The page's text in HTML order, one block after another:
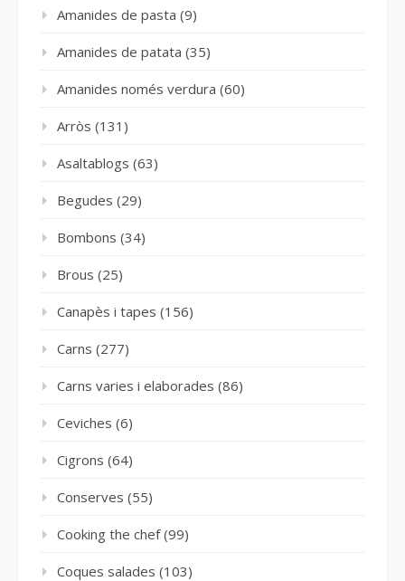
Amanides de pasta (9)
Amanides de patata (35)
Amanides només verdura (60)
Arròs (131)
Asaltablogs (63)
Begudes (29)
Bombons (34)
Brous (25)
Canapès i tapes (156)
Carns (277)
Carns varies i elaborades (86)
Ceviches (6)
Cigrons (64)
Conserves (55)
Cooking the chef(99)
Coques salades (103)